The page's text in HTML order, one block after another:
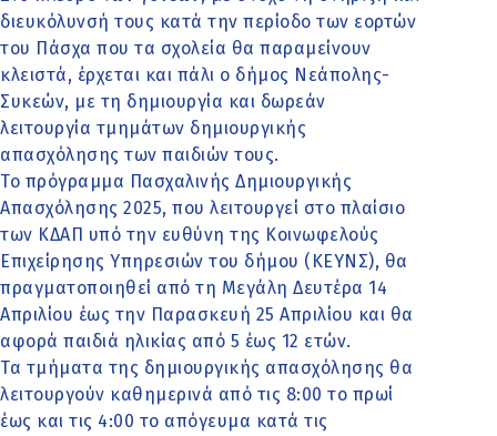
διευκόλυνσή τους κατά την περίοδο των εορτών
του Πάσχα που τα σχολεία θα παραμείνουν
κλειστά, έρχεται και πάλι ο δήμος Νεάπολης-
Συκεών, με τη δημιουργία και δωρεάν
λειτουργία τμημάτων δημιουργικής
απασχόλησης των παιδιών τους.
Το πρόγραμμα Πασχαλινής Δημιουργικής
Απασχόλησης 2025, που λειτουργεί στο πλαίσιο
των ΚΔΑΠ υπό την ευθύνη της Κοινωφελούς
Επιχείρησης Υπηρεσιών του δήμου (ΚΕΥΝΣ), θα
πραγματοποιηθεί από τη Μεγάλη Δευτέρα 14
Απριλίου έως την Παρασκευή 25 Απριλίου και θα
αφορά παιδιά ηλικίας από 5 έως 12 ετών.
Τα τμήματα της δημιουργικής απασχόλησης θα
λειτουργούν καθημερινά από τις 8:00 το πρωί
έως και τις 4:00 το απόγευμα κατά τις